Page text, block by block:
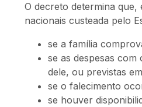
O decreto determina
nacionais custeada pelo
se a família
se as despesas
dele, ou previstas
se o falecimento
se houver